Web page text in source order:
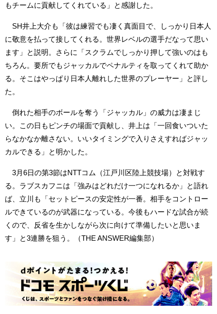
もチームに貢献してくれている」と感謝した。
SH井上大介も「彼は練習でも凄く真面目で、しっかり日本人
に敬意を払って接してくれる。世界レベルの選手だなって思い
ます」と説明。さらに「スクラムでしっかり押して強いのはも
ちろん。要所でもジャッカルでペナルティを取ってくれて助か
る。そこはやっぱり日本人離れした世界のプレーヤー」と評し
た。
倒れた相手のボールを奪う「ジャッカル」の威力は凄まじ
い。この日もピンチの場面で貢献し、井上は「一回食いついた
らなかなか離さない。いいタイミングで入りさえすればジャッ
カルできる」と明かした。
3月6日の第3節はNTTコム（江戸川区陸上競技場）と対戦す
る。ラブスカフニは「強みはどれだけ一つになれるか」と語れ
ば、立川も「セットピースの安定性が一番。相手をコントロー
ルできているのが武器になっている。今後もハードな試合が続
くので、反省を生かしながら次に向けて準備したいと思いま
す」と3連勝を狙う。（THE ANSWER編集部）